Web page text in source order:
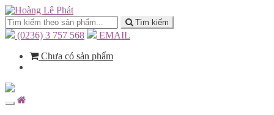
Tìm kiếm
(0236) 3 757 568
EMAIL
Chưa có sản phẩm